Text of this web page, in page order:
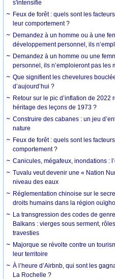
s'intensifie
Feux de forêt : quels sont les
leur comportement ?
Demandez à un homme ou à une
développement personnel, ils
Demandez à un homme ou une
personnel, ils n’emploieront pas les
Que signifient les chevelures
d’aujourd’hui ?
Retour sur le pic d’inflation de 2022
héritage des leçons de 1973 ?
Construire des cabanes : un jeu
nature
Feux de forêt : quels sont les
comportement ?
Canicules, mégafeux, inondations :
Tuvalu veut devenir une « Nation
niveau des eaux
Réglementation chinoise sur le
droits humains dans la région
La transgression des codes de
Balkans : vierges sous serment,
travesties
Majorque se révolte contre un
leur territoire
À l’heure d’Airbnb, qui sont les
La Rochelle ?